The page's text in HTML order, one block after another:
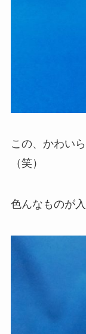
この、かわい
（笑）
色んなものが